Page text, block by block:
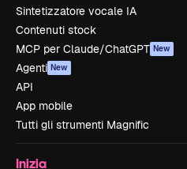
Sintetizzatore vocale IA
Contenuti stock
MCP per Claude/ChatGPT New
Agenti New
API
App mobile
Tutti gli strumenti Magnific
Inizia